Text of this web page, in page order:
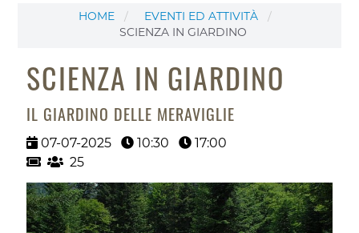
HOME
EVENTI ED ATTIVITÀ
SCIENZA IN GIARDINO
SCIENZA IN GIARDINO
IL GIARDINO DELLE MERAVIGLIE
07-07-2025 10:30
17:00
25